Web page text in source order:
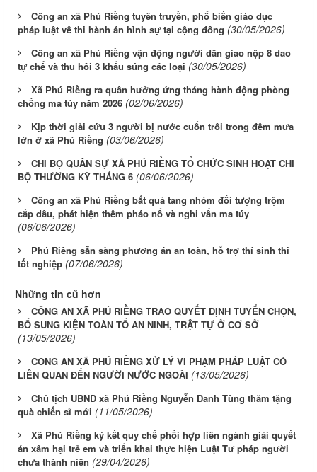
Công an xã Phú Riềng tuyên truyền, phổ biến giáo dục
pháp luật về thi hành án hình sự tại cộng đồng (30/05/2026)
Công an xã Phú Riềng vận động người dân giao nộp 8 dao
tự chế và thu hồi 3 khẩu súng các loại (30/05/2026)
Xã Phú Riềng ra quân hưởng ứng tháng hành động phòng
chống ma túy năm 2026 (02/06/2026)
Kịp thời giải cứu 3 người bị nước cuốn trôi trong đêm mưa
lớn ở xã Phú Riềng (03/06/2026)
CHI BỘ QUÂN SỰ XÃ PHÚ RIỀNG TỔ CHỨC SINH HOẠT CHI
BỘ THƯỜNG KỲ THÁNG 6 (06/06/2026)
Công an xã Phú Riềng bắt quả tang nhóm đối tượng trộm
cắp dầu, phát hiện thêm pháo nổ và nghi vấn ma túy
(06/06/2026)
Phú Riềng sẵn sàng phương án an toàn, hỗ trợ thí sinh thi
tốt nghiệp (07/06/2026)
Những tin cũ hơn
CÔNG AN XÃ PHÚ RIỀNG TRAO QUYẾT ĐỊNH TUYỂN CHỌN,
BỔ SUNG KIỆN TOÀN TỔ AN NINH, TRẬT TỰ Ở CƠ SỞ
(13/05/2026)
CÔNG AN XÃ PHÚ RIỀNG XỬ LÝ VI PHẠM PHÁP LUẬT CÓ
LIÊN QUAN ĐẾN NGƯỜI NƯỚC NGOÀI (13/05/2026)
Chủ tịch UBND xã Phú Riềng Nguyễn Danh Tùng thăm tặng
quà chiến sĩ mới (11/05/2026)
Xã Phú Riềng ký kết quy chế phối hợp liên ngành giải quyết
án xâm hại trẻ em và triển khai thực hiện Luật Tư pháp người
chưa thành niên (29/04/2026)